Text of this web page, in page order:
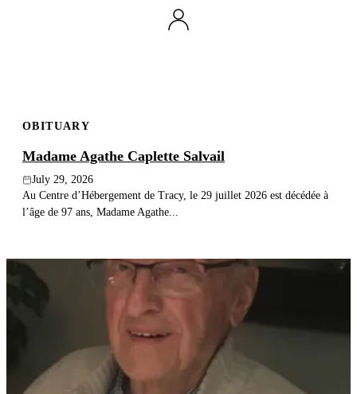
OBITUARY
Madame Agathe Caplette Salvail
July 29, 2026
Au Centre d’Hébergement de Tracy, le 29 juillet 2026 est décédée à
l’âge de 97 ans, Madame Agathe...